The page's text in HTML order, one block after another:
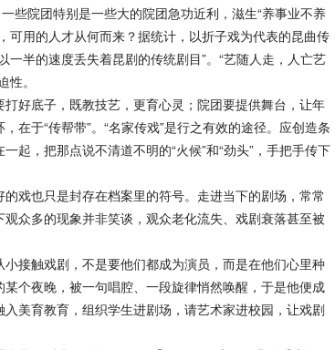
些院团特别是一些大的院团急功近利，滋生“养事业不养
可用的人才从何而来？据统计，以折子戏为代表的昆曲传
一半的速度丢失着昆剧的传统剧目”。“艺随人走，人亡艺
。
好底子，既教技艺，更育心灵；院团要提供舞台，让年
在于“传帮带”。“名家传戏”是行之有效的途径。应创造条
起，把那点说不清道不明的“火候”和“劲头”，手把手传下
也只是封存在档案里的符号。走进当下的剧场，常常
众多的现象并非笑谈，观众老化流失、戏剧衰落甚至被
接触戏剧，不是要他们都成为演员，而是在他们心里种
个夜晚，被一句唱腔、一段旋律悄然唤醒，于是他便成
美育教育，组织学生进剧场，请艺术家进校园，让戏剧